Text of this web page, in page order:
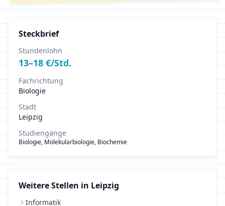
Steckbrief
Stundenlohn
13–18 €/Std.
Fachrichtung
Biologie
Stadt
Leipzig
Studiengänge
Biologie, Molekularbiologie, Biochemie
Weitere Stellen in Leipzig
Informatik